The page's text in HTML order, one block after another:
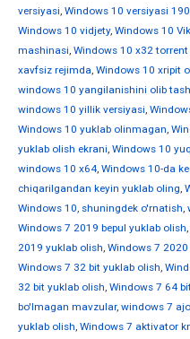
versiyasi, Windows 10 versiyasi
Windows 10 vidjety, Windows 10
mashinasi, Windows 10 x32
xavfsiz rejimda, Windows 10 xripit
windows 10 yangilanishini olib
windows 10 yillik versiyasi,
Windows 10 yuklab olinmagan,
yuklab olish ekrani, Windows 10
windows 10 х64, Windows 10-da
chiqarilgandan keyin yuklab oling,
Windows 10, shuningdek o'rnatish,
Windows 7 2019 bepul yuklab olish,
2019 yuklab olish, Windows 7
Windows 7 32 bit yuklab olish,
32 bit yuklab olish, Windows 7 64
bo'lmagan mavzular, windows 7
yuklab olish, Windows 7 aktivator